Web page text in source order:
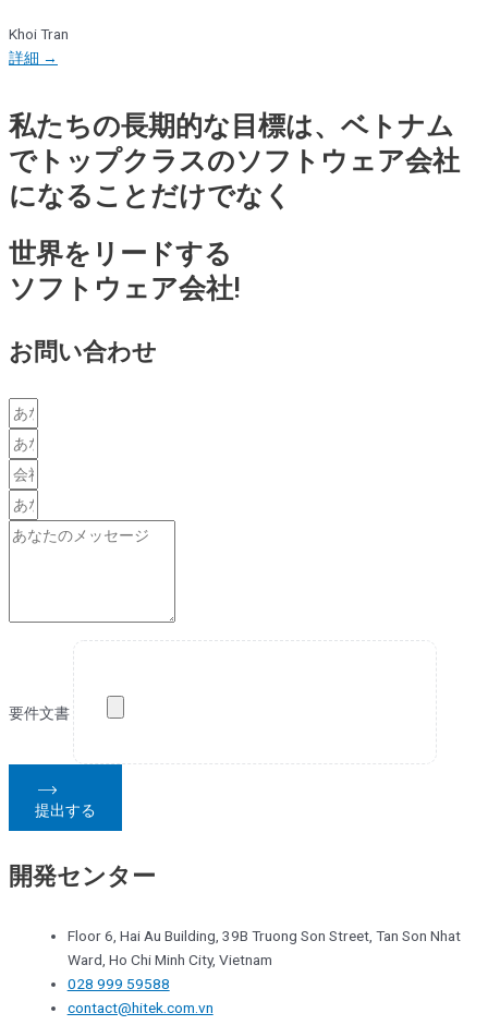
Khoi Tran
詳細 →
私たちの長期的な目標は、ベトナム
でトップクラスのソフトウェア会社
になることだけでなく
世界をリードする
ソフトウェア会社!
お問い合わせ
要件文書
提出する
開発センター
Floor 6, Hai Au Building, 39B Truong Son Street, Tan Son Nhat
Ward, Ho Chi Minh City, Vietnam
028 999 59588
contact@hitek.com.vn